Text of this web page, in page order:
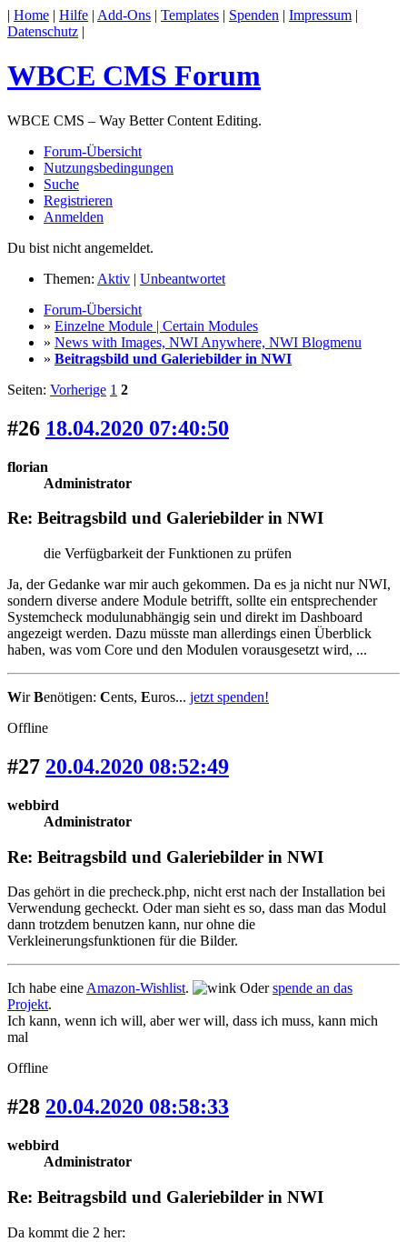
| Home | Hilfe | Add-Ons | Templates | Spenden | Impressum |
Datenschutz |
WBCE CMS Forum
WBCE CMS – Way Better Content Editing.
Forum-Übersicht
Nutzungsbedingungen
Suche
Registrieren
Anmelden
Du bist nicht angemeldet.
Themen: Aktiv | Unbeantwortet
Forum-Übersicht
» Einzelne Module | Certain Modules
» News with Images, NWI Anywhere, NWI Blogmenu
» Beitragsbild und Galeriebilder in NWI
Seiten: Vorherige 1 2
#26 18.04.2020 07:40:50
florian
Administrator
Re: Beitragsbild und Galeriebilder in NWI
die Verfügbarkeit der Funktionen zu prüfen
Ja, der Gedanke war mir auch gekommen. Da es ja nicht nur NWI,
sondern diverse andere Module betrifft, sollte ein entsprechender
Systemcheck modulunabhängig sein und direkt im Dashboard
angezeigt werden. Dazu müsste man allerdings einen Überblick
haben, was vom Core und den Modulen vorausgesetzt wird, ...
WirBenötigen: Cents, Euros... jetzt spenden!
Offline
#27 20.04.2020 08:52:49
webbird
Administrator
Re: Beitragsbild und Galeriebilder in NWI
Das gehört in die precheck.php, nicht erst nach der Installation bei
Verwendung gecheckt. Oder man sieht es so, dass man das Modul
dann trotzdem benutzen kann, nur ohne die
Verkleinerungsfunktionen für die Bilder.
Ich habe eine Amazon-Wishlist. Oderspende an das
Projekt.
Ich kann, wenn ich will, aber wer will, dass ich muss, kann mich
mal
Offline
#28 20.04.2020 08:58:33
webbird
Administrator
Re: Beitragsbild und Galeriebilder in NWI
Da kommt die 2 her: